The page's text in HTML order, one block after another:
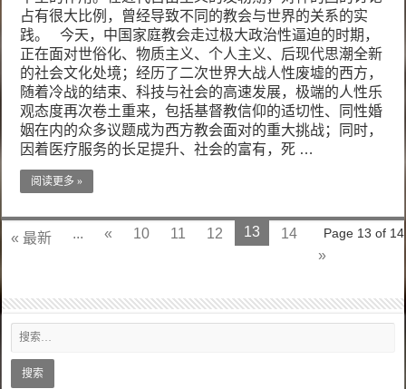
占有很大比例，曾经导致不同的教会与世界的关系的实
践。 今天，中国家庭教会走过极大政治性逼迫的时期，
正在面对世俗化、物质主义、个人主义、后现代思潮全新
的社会文化处境；经历了二次世界大战人性废墟的西方，
随着冷战的结束、科技与社会的高速发展，极端的人性乐
观态度再次卷土重来，包括基督教信仰的适切性、同性婚
姻在内的众多议题成为西方教会面对的重大挑战；同时，
因着医疗服务的长足提升、社会的富有，死 …
阅读更多 »
Page 13 of 14
« 最新 ... « 10 11 12 13
14
»